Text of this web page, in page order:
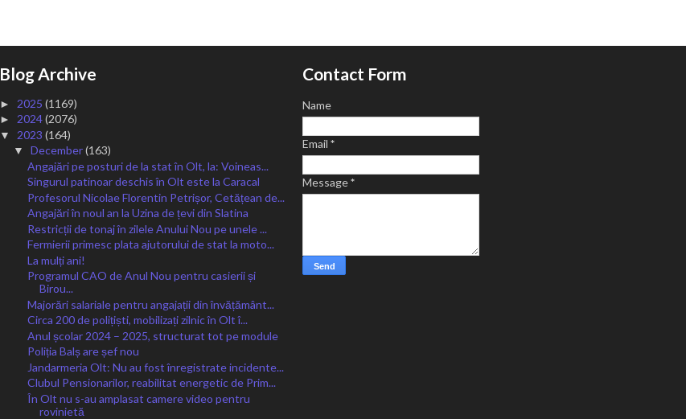
Blog Archive
► 2025 (1169)
► 2024(2076)
▼ 2023 (164)
▼ December(163)
Angajări pe posturi de la stat în Olt, la: Voineas...
Singurul patinoar deschis în Olt este la Caracal
Profesorul Nicolae Florentin Petrișor, Cetățean de...
Angajări în noul an la Uzina de țevi din Slatina
Restricții de tonaj în zilele Anului Nou pe unele ...
Fermierii primesc plata ajutorului de stat la moto...
La mulți ani!
Programul CAO de Anul Nou pentru casierii și
Birou...
Majorări salariale pentru angajații din învățământ...
Circa 200 de polițiști, mobilizați zilnic în Olt î...
Anul școlar 2024 – 2025, structurat tot pe module
Poliția Balș are șef nou
Jandarmeria Olt: Nu au fost înregistrate incidente...
Clubul Pensionarilor, reabilitat energetic de Prim...
În Olt nu s-au amplasat camere video pentru
rovinietă
Contact Form
Name
Email*
Message*